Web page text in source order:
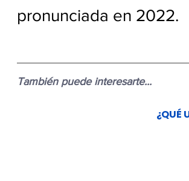
pronunciada en 2022.
También puede interesarte...
¿QUÉ